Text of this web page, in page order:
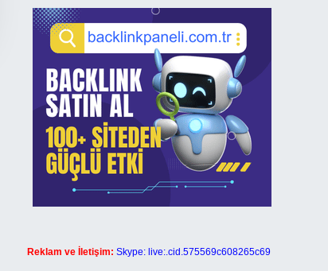
Reklam ve İletişim: Skype: live:.cid.575569c608265c69